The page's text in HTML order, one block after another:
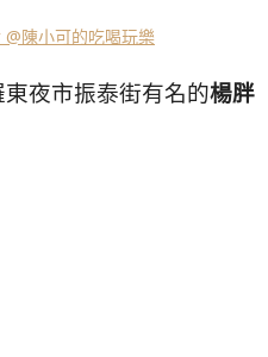
夜市振泰街有名的楊胖